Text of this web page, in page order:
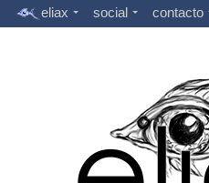
eliax social contacto